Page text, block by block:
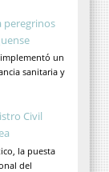
peregrinos
un
sanitaria y
Civil
la puesta
del